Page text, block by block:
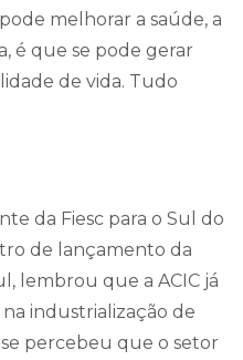
melhorar a saúde, a
é que se pode gerar
de vida. Tudo
da Fiesc para o Sul do
de lançamento da
lembrou que a ACIC já
industrialização de
percebeu que o setor